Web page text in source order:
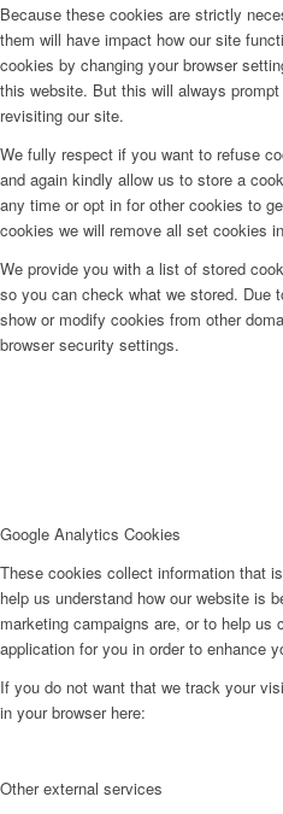
Because these cookies are strictly
them will have impact how our site
cookies by changing your browser
this website. But this will always
revisiting our site.
We fully respect if you want to refuse
and again kindly allow us to store a
any time or opt in for other cookies to
cookies we will remove all set cookies
We provide you with a list of stored
so you can check what we stored. Due
show or modify cookies from other
browser security settings.
Google Analytics Cookies
These cookies collect information that
help us understand how our website is
marketing campaigns are, or to help us
application for you in order to enhance
If you do not want that we track your
in your browser here:
Other external services